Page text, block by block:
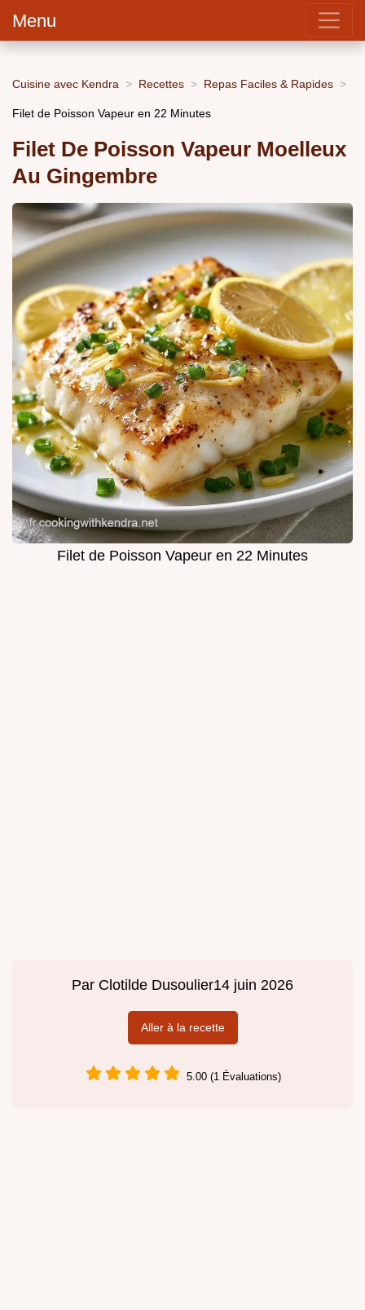
Menu
Cuisine avec Kendra Recettes Repas Faciles & Rapides
Filet de Poisson Vapeur en 22 Minutes
Filet De Poisson Vapeur Moelleux
Au Gingembre
Filet de Poisson Vapeur en 22 Minutes
Par Clotilde Dusoulier14 juin 2026
Aller à la recette
5.00 (1 Évaluations)